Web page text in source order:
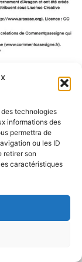
technologies
informations des
permettra de
ou les ID
retirer son
caractéristiques